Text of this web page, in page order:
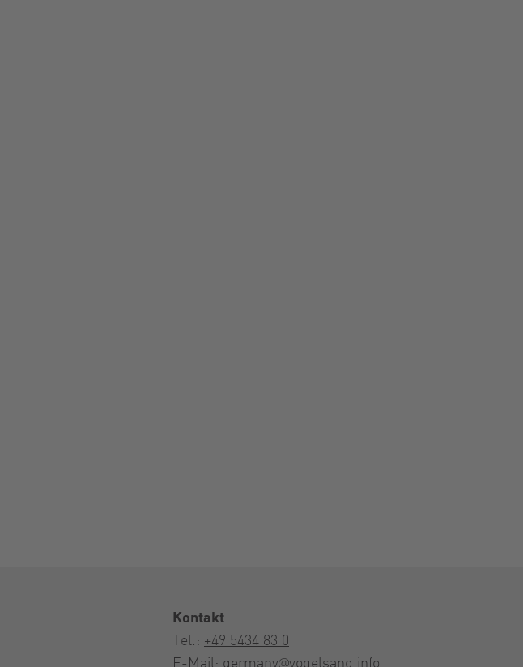
Kontakt
Tel.: +49 5434 83 0
E-Mail: germany@vogelsang.info